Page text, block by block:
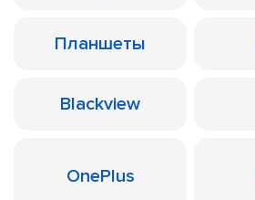
Планшеты
Blackview
OnePlus